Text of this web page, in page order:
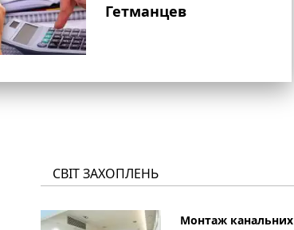
Гетманцев
СВІТ ЗАХОПЛЕНЬ
Монтаж канальних